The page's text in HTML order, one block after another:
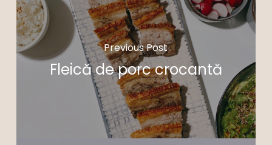
Previous Post
Fleică de porc crocantă